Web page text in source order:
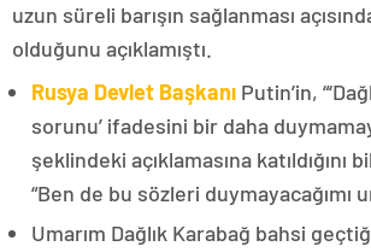
uzun süreli barışın sağlanması
olduğunu açıklamıştı.
Rusya Devlet Başkanı Putin’in,
sorunu’ ifadesini bir daha
şeklindeki açıklamasına katıldığını
“Ben de bu sözleri duymayacağımı
Umarım Dağlık Karabağ bahsi